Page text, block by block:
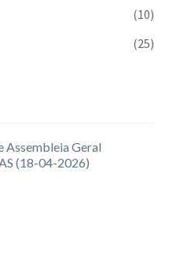
(10)
(25)
Assembleia Geral
(18-04-2026)